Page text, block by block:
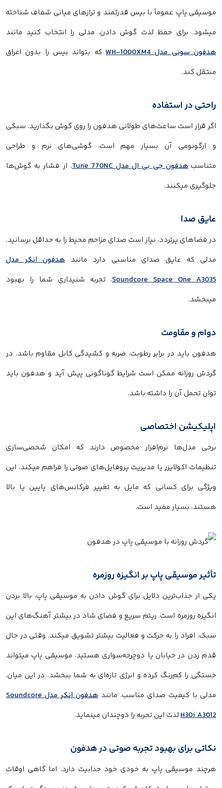
موسیقی پاپ عموماً با بیس قدرتمند و ترازهای میانی شفاف شناخته
میشود. برای حفظ لذت گوش دادن، مدلی را انتخاب کنید مانند
هدفون سونی مدل WH-1000XM4
که بتواند بیس را بدون اغراق
منتقل کند.
راحتی در استفاده
اگر قرار است ساعت‌های طولانی هدفون را روی گوش بگذارید، سبکی
و ارگونومی آن بسیار مهم است. گوشی‌های نرم و طراحی
متناسبهدفون جی بی ال مدل Tune 770NC
، از فشار به گوش‌ها
جلوگیری میکنند.
عایق صدا
در فضاهای پرتردد، نیاز است صدای مزاحم محیط را به حداقل برسانید.
مدلی که عایق صدای مناسبی دارد مانندهدفون انکر مدل
Soundcore Space One A3035، تجربه شنیداری شما را بهبود
میبخشد.
دوام و مقاومت
هدفون باید در برابر رطوبت، ضربه و کشیدگی کابل مقاوم باشد. در
گردش روزانه ممکن است شرایط گوناگونی پیش آید و هدفون باید
توان تحمل آن را داشته باشد.
اپلیکیشن اختصاصی
برخی مدل‌ها نرم‌افزار مخصوص دارند که امکان شخصی‌سازی
تنظیمات اکولایزر یا مدیریت پروفایل‌های صوتی را فراهم میکند. این
ویژگی برای کسانی که مایل به تغییر فرکانس‌های پایین یا بالا
هستند، بسیار مفید است.
تأثیر موسیقی پاپ بر انگیزه روزمره
یکی از جذاب‌ترین دلایل برای گوش دادن به موسیقی پاپ، بالا بردن
انگیزه روزمره است. ریتم سریع و فضای شاد در بیشتر آهنگ‌های این
سبک، افراد را به حرکت و فعالیت بیشتر تشویق میکند. وقتی در حال
قدم زدن در خیابان یا دوچرخه‌سواری هستید، موسیقی پاپ میتواند
خستگی را کم‌رنگ کرده و انرژی تازه‌ای به شما ببخشد. در این میان،
مدلی با کیفیت صدای مناسب، مانند
هدفون انکر مدل Soundcore
H30i A3012لذت این تجربه را دوچندان مینماید.
نکاتی برای بهبود تجربه صوتی در هدفون
هرچند موسیقی پاپ به‌ خودی‌ خود جذابیت دارد، اما گاهی اوقات